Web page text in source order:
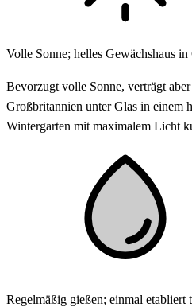
Volle Sonne; helles Gewächshaus in
Bevorzugt volle Sonne, verträgt
Großbritannien unter Glas in einem
Wintergarten mit maximalem Licht
Regelmäßig gießen; einmal etabliert